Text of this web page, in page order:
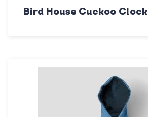
Bird House Cuckoo Clock